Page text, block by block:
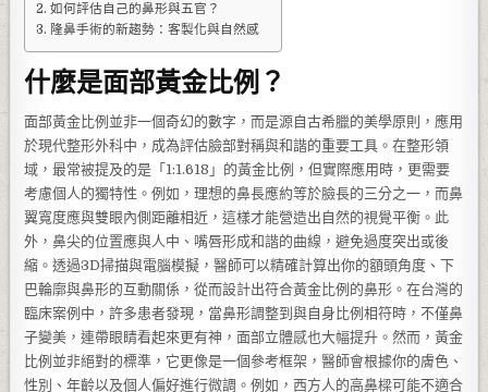
如何評估自己的鼻形與五官？
隆鼻手術的新趨勢：客製化與自然感
什麼是面部黃金比例？
面部黃金比例並非一個奇幻的數字，而是源自古希臘的美學原則，應用
於現代整形外科中，成為評估臉部對稱與和諧的重要工具。在整形領
域，最常被提及的是「1:1.618」的黃金比例，但實際應用時，更需要
考慮個人的獨特性。例如，理想的鼻長應約等於臉長的三分之一，而鼻
翼寬度應與雙眼內側距離相近，這樣才能營造出自然的視覺平衡。此
外，鼻尖的位置應與人中、嘴唇形成和諧的曲線，避免過度突出或後
縮。透過3D掃描與電腦模擬，醫師可以精確計算出你的額頭角度、下
巴輪廓與鼻形的互動關係，從而設計出符合黃金比例的鼻形。在台灣的
臨床案例中，許多患者發現，當鼻形調整到與自身比例相符時，不僅鼻
子變美，連帶眼睛看起來更有神，面部立體感也大幅提升。然而，黃金
比例並非絕對的標準，它更像是一個參考框架，醫師會根據你的膚色、
性別、年齡以及個人偏好進行微調。例如，西方人的高鼻樑可能不適合